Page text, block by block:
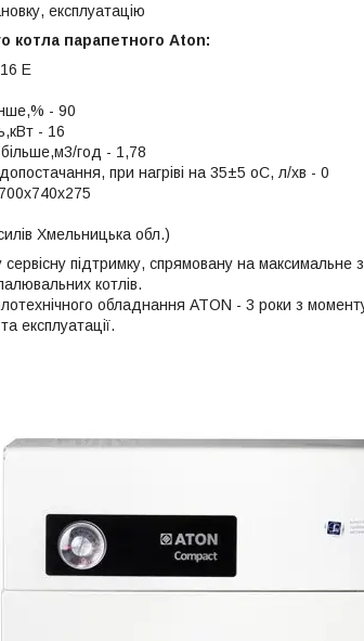
експлуатацію
котла парапетного Aton:
Е
- 90
- 16
год - 1,78
при нагріві на 35±5 оС, л/хв - 0
Хмельницька обл.)
підтримку, спрямовану на максимальне
котлів.
обладнання ATON - 3 роки з
експлуатації.